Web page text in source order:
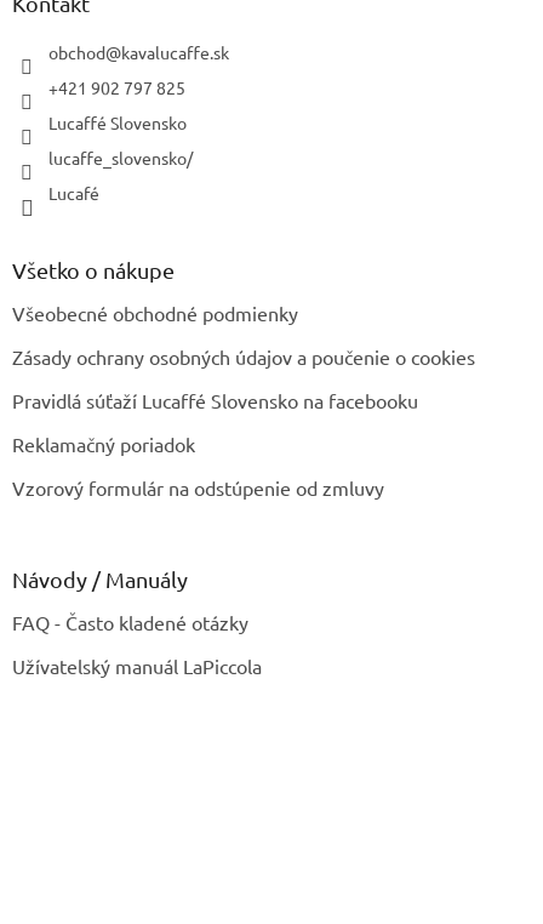
obchod@kavalucaffe.sk
+421 902 797 825
Lucaffé Slovensko
lucaffe_slovensko/
Lucafé
Všetko o nákupe
Všeobecné obchodné podmienky
Zásady ochrany osobných údajov a poučenie o cookies
Pravidlá súťaží Lucaffé Slovensko na facebooku
Reklamačný poriadok
Vzorový formulár na odstúpenie od zmluvy
Návody / Manuály
FAQ - Často kladené otázky
Užívatelský manuál LaPiccola